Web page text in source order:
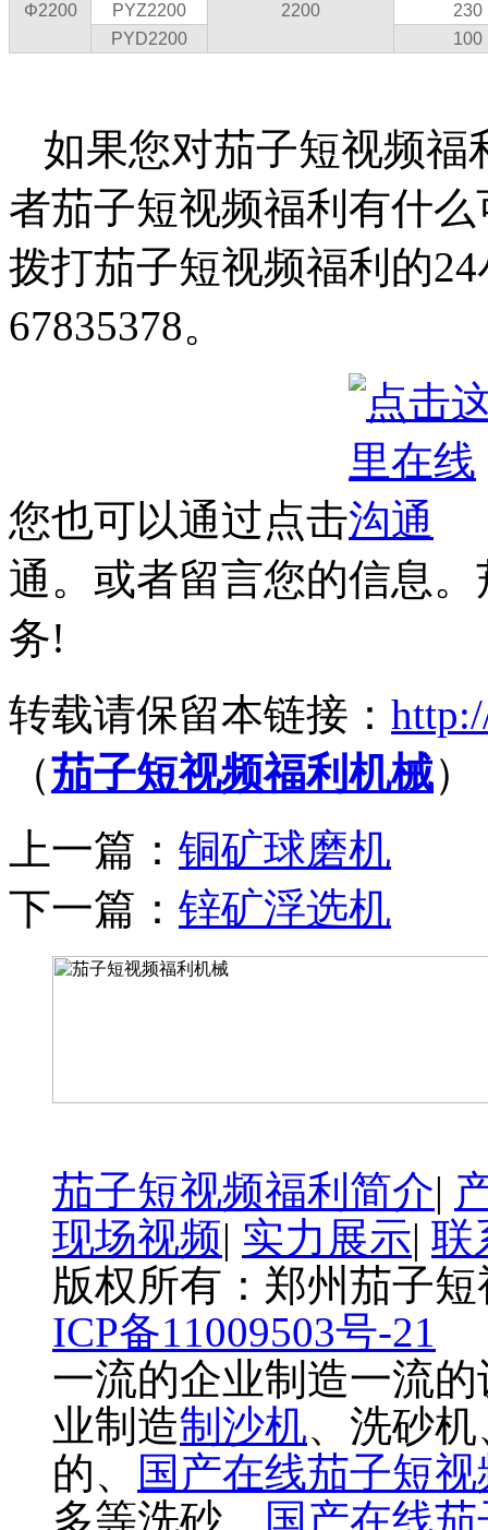
Φ2200
2200
PYZ2200
230
PYD2200
100
如果您对茄子短视频福
者茄子短视频福利有什
拨打茄子短视频福利的
67835378。
您也可以通过点击
通。或者留言您的信息
务!
转载请保留本链接：
（茄子短视频福利机械）
上一篇： 铜矿球磨机
下一篇： 锌矿浮选机
茄子短视频福利简介|
现场视频| 实力展示| 联
版权所有：郑州茄子
ICP备11009503号-21
一流的企业制造一流
业制造制沙机、洗砂
的、
国产在线茄子短
多等洗砂、
国产在线